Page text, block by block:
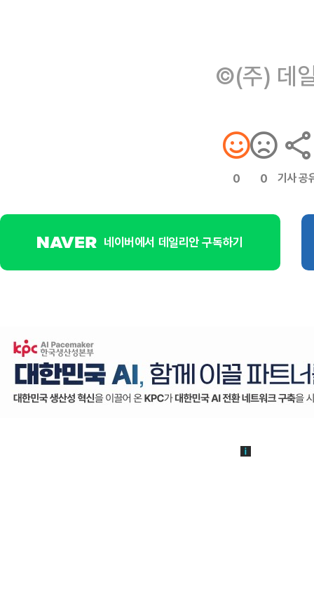
©(주) 데
0 0 기사 공
네이버에서 데일리안 구독하기